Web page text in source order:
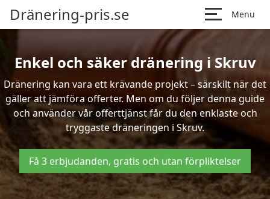
Dränering-pris.se Menu
Enkel och säker dränering i Skruv
Dränering kan vara ett krävande projekt – särskilt när det
gäller att jämföra offerter. Men om du följer denna guide
och använder vår offerttjänst får du den enklaste och
tryggaste dräneringen i Skruv.
Få 3 erbjudanden, gratis och utan förpliktelser